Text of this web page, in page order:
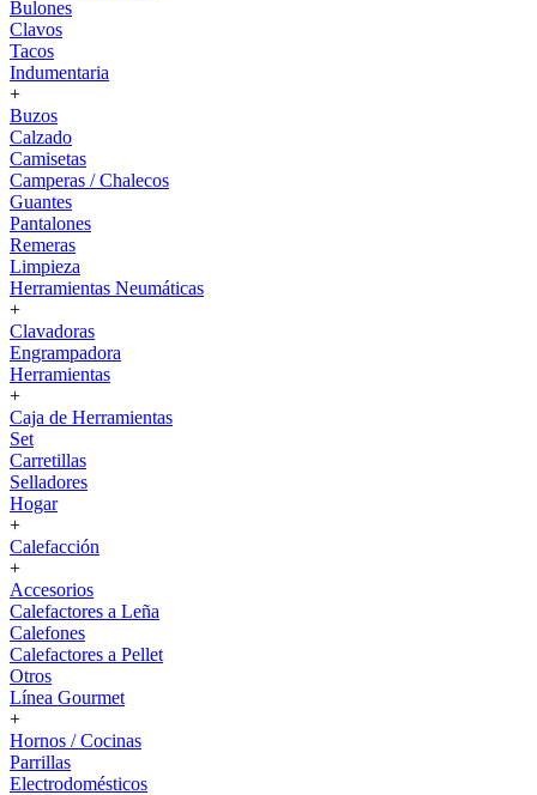
Bulones
Clavos
Tacos
Indumentaria
+
Buzos
Calzado
Camisetas
Camperas / Chalecos
Guantes
Pantalones
Remeras
Limpieza
Herramientas Neumáticas
+
Clavadoras
Engrampadora
Herramientas
+
Caja de Herramientas
Set
Carretillas
Selladores
Hogar
+
Calefacción
+
Accesorios
Calefactores a Leña
Calefones
Calefactores a Pellet
Otros
Línea Gourmet
+
Hornos / Cocinas
Parrillas
Electrodomésticos